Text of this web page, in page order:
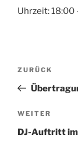
Uhrzeit:18:00
Vorheriger
Beitrag
ZURÜCK
Nächster
Beitrag
WEITER
DJ-Auftritt